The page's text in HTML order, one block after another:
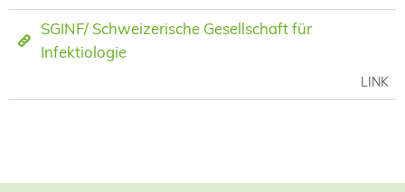
SGINF/ Schweizerische Gesellschaft für
Infektiologie
LINK